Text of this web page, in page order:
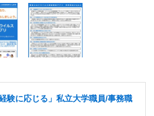
験に応じる」私立大学職員/事務職